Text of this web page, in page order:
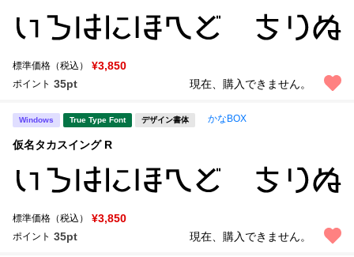
標準価格（税込） ¥3,850
ポイント 35pt 現在、購入できません。
Windows True Type Font デザイン書体 かなBOX
仮名タカスイング R
標準価格（税込） ¥3,850
ポイント 35pt 現在、購入できません。